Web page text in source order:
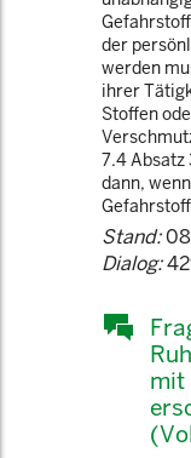
der
werden
ihrer
Stoffen
7.4 Absatz
dann,
Stand:
Dialog:
mit